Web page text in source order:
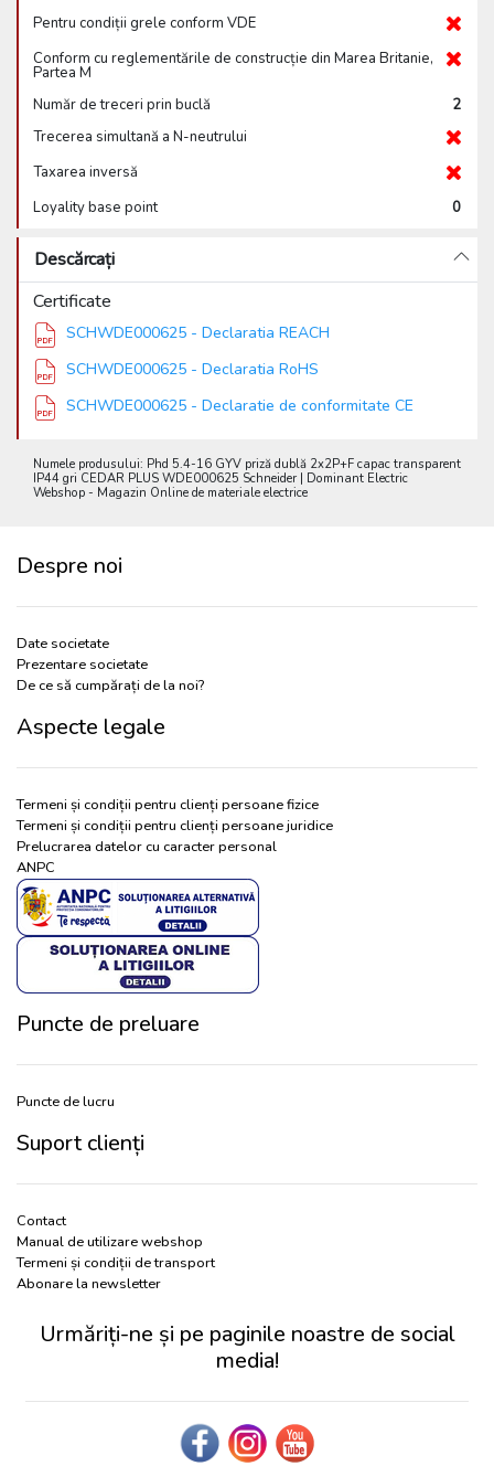
Pentru condiții grele conform VDE
Conform cu reglementările de construcție din Marea Britanie,
Partea M
Număr de treceri prin buclă
2
Trecerea simultană a N-neutrului
Taxarea inversă
Loyality base point
0
Descărcați
Certificate
SCHWDE000625 - Declaratia REACH
SCHWDE000625 - Declaratia RoHS
SCHWDE000625 - Declaratie de conformitate CE
Numele produsului: Phd 5.4-16 GYV priză dublă 2x2P+F capac transparent
IP44 gri CEDAR PLUS WDE000625 Schneider | Dominant Electric
Webshop - Magazin Online de materiale electrice
Despre noi
Date societate
Prezentare societate
De ce să cumpărați de la noi?
Aspecte legale
Termeni și condiții pentru clienți persoane fizice
Termeni și condiții pentru clienți persoane juridice
Prelucrarea datelor cu caracter personal
ANPC
Puncte de preluare
Puncte de lucru
Suport clienți
Contact
Manual de utilizare webshop
Termeni și condiții de transport
Abonare la newsletter
Urmăriți-ne și pe paginile noastre de social
media!